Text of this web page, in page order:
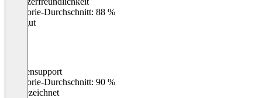
Kategorie-Durchschnitt: 88 %
Sehr gut
Kundensupport
Kategorie-Durchschnitt: 90 %
Ausgezeichnet